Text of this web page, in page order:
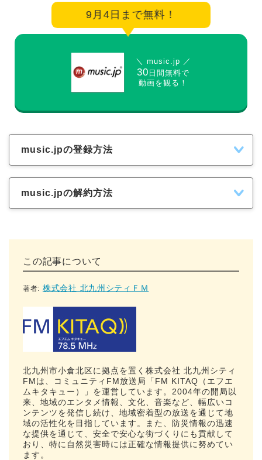
9月4日まで無料！
＼ music.jp ／
30 日間無料で
動画を観る！
music.jpの登録方法
music.jpの解約方法
この記事について
著者: 株式会社 北九州シティＦＭ
北九州市小倉北区に拠点を置く株式会社 北九州シティ
FMは、コミュニティFM放送局「FM KITAQ（エフエ
ムキタキュー）」を運営しています。2004年の開局以
来、地域のエンタメ情報、文化、音楽など、幅広いコ
ンテンツを発信し続け、地域密着型の放送を通じて地
域の活性化を目指しています。また、防災情報の迅速
な提供を通じて、安全で安心な街づくりにも貢献して
おり、特に自然災害時には正確な情報提供に努めてい
ます。